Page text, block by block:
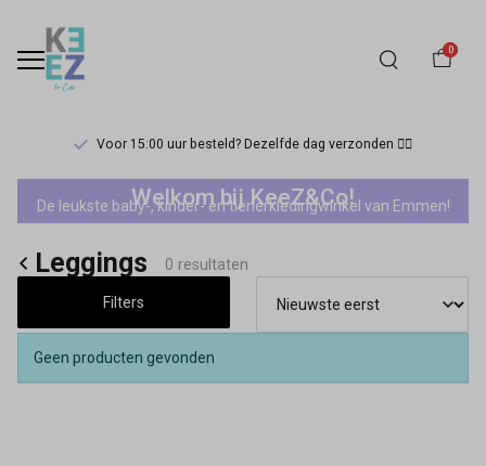
0
Voor 15:00 uur besteld? Dezelfde dag verzonden 🏃‍♀️
Looxs10sixteen
leggings
Keez&Co
Welkom bij KeeZ&Co!
De leukste baby-, kinder- en tienerkledingwinkel van Emmen!
Leggings 0 resultaten
Filters
Geen producten gevonden